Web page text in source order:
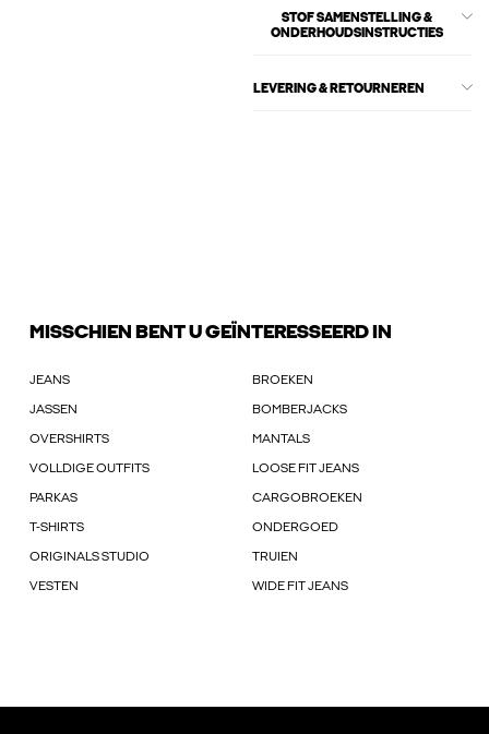
STOF SAMENSTELLING &
ONDERHOUDSINSTRUCTIES
LEVERING & RETOURNEREN
MISSCHIEN BENT U GEÏNTERESSEERD IN
JEANS BROEKEN
JASSEN BOMBERJACKS
OVERSHIRTS MANTALS
VOLLDIGE OUTFITS LOOSE FIT JEANS
PARKAS CARGOBROEKEN
T-SHIRTS ONDERGOED
ORIGINALS STUDIO TRUIEN
VESTEN WIDE FIT JEANS